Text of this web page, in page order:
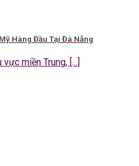
Hàng Đầu Tại Đà Nẵng
miền Trung, [...]